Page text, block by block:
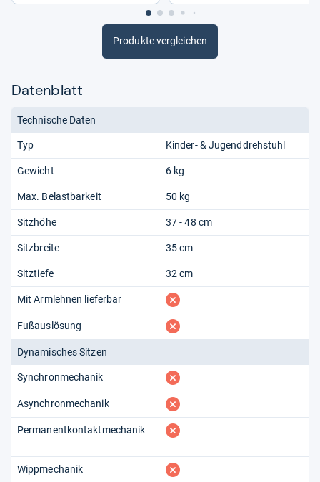
Produkte vergleichen
Datenblatt
Technische Daten
Typ Kinder- & Jugenddrehstuhl
Gewicht 6 kg
Max. Belastbarkeit 50 kg
Sitzhöhe 37 - 48 cm
Sitzbreite 35 cm
Sitztiefe 32 cm
Mit Armlehnen lieferbar fehlt
Fußauslösung fehlt
Dynamisches Sitzen
Synchronmechanik fehlt
Asynchronmechanik fehlt
Permanentkontaktmechanik fehlt
Wippmechanik fehlt